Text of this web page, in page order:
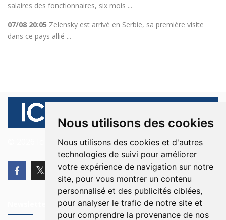
Nous utilisons des cookies
Nous utilisons des cookies et d'autres
technologies de suivi pour améliorer
votre expérience de navigation sur notre
site, pour vous montrer un contenu
personnalisé et des publicités ciblées,
pour analyser le trafic de notre site et
pour comprendre la provenance de nos
salaires des fonctionnaires, six mois ...
07/08 20:05 Zelensky est arrivé en Serbie, sa première visite
dans ce pays allié ...
© 2026 Ici Beyrouth. Tous les droits sont réservés.